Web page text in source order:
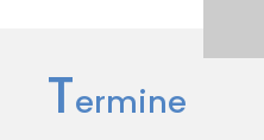
Termine